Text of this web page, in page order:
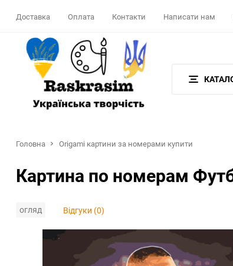
Доставка Оплата Контакти Написати нам
Головна Origami картини за номерами купити
Картина по номерам
огляд Відгуки (0)